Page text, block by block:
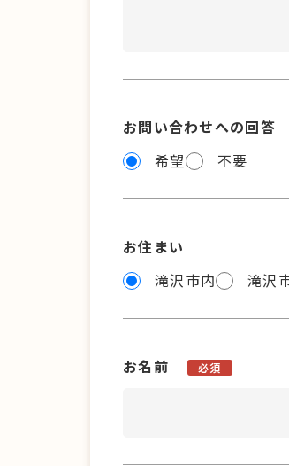
お問い合わせへの回答
希望 不要
お住まい
滝沢市内
滝沢
お名前 必須